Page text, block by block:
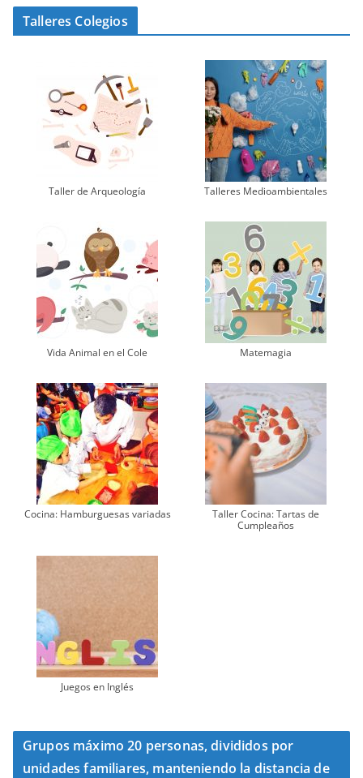
Talleres Colegios
Taller de Arqueología Talleres Medioambientales
Vida Animal en el Cole Matemagia
Cocina: Hamburguesas variadas
Taller Cocina: Tartas de
Cumpleaños
Juegos en Inglés
Grupos máximo 20 personas, divididos por
unidades familiares, manteniendo la distancia de